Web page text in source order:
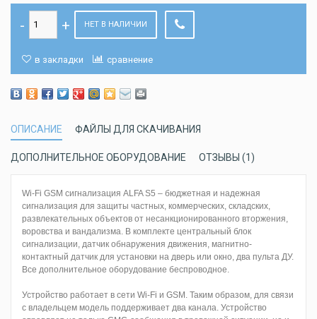
НЕТ В НАЛИЧИИ
в закладки сравнение
ОПИСАНИЕ ФАЙЛЫ ДЛЯ СКАЧИВАНИЯ
ДОПОЛНИТЕЛЬНОЕ ОБОРУДОВАНИЕ ОТЗЫВЫ (1)
Wi-Fi GSM сигнализация ALFA S5 – бюджетная и надежная
сигнализация для защиты частных, коммерческих, складских,
развлекательных объектов от несанкционированного вторжения,
воровства и вандализма. В комплекте центральный блок
сигнализации, датчик обнаружения движения, магнитно-
контактный датчик для установки на дверь или окно, два пульта ДУ.
Все дополнительное оборудование беспроводное.
Устройство работает в сети Wi-Fi и GSM. Таким образом, для связи
с владельцем модель поддерживает два канала. Устройство